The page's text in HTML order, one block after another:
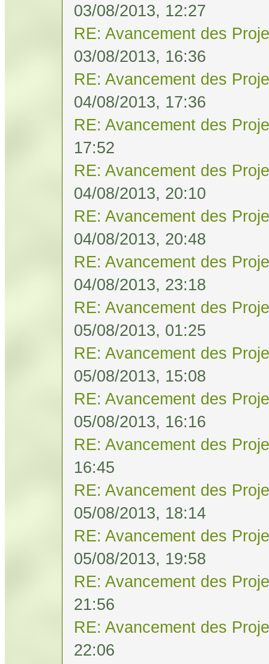
03/08/2013, 12:27
RE: Avancement des
03/08/2013, 16:36
RE: Avancement des
04/08/2013, 17:36
RE: Avancement des
17:52
RE: Avancement des
04/08/2013, 20:10
RE: Avancement des
04/08/2013, 20:48
RE: Avancement des
04/08/2013, 23:18
RE: Avancement des
05/08/2013, 01:25
RE: Avancement des
05/08/2013, 15:08
RE: Avancement des
05/08/2013, 16:16
RE: Avancement des
16:45
RE: Avancement des
05/08/2013, 18:14
RE: Avancement des
05/08/2013, 19:58
RE: Avancement des
21:56
RE: Avancement des
22:06